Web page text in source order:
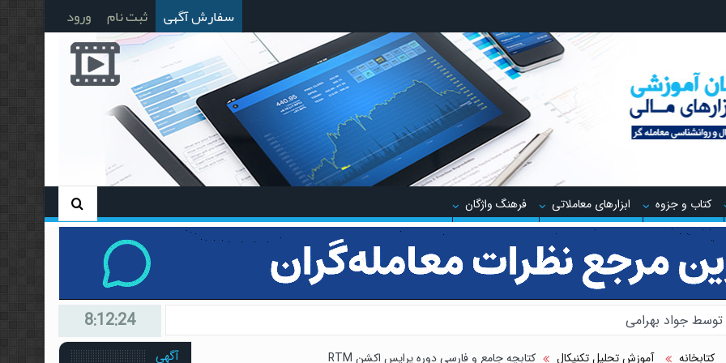
سفارش آگهی ثبت نام ورود
کتاب و جزوه ابزارهای معاملاتی فرهنگ واژگان
توسط جواد مهدوی صدر
ایچیموکو با عباس بیات
8:12:25
کتابخانه آموزش تحلیل تکنیکال کتابچه جامع و فارسی دوره پرایس اکشن RTM آگهی